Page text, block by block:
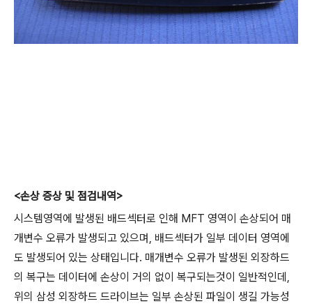
<손상 증상 및 점검내역>
시스템영역에 발생된 배드섹터로 인해 MFT 영역이 손상되어 매
개변수 오류가 발생되고 있으며, 배드섹터가 일부 데이터 영역에
도 발생되어 있는 상태입니다. 매개변수 오류가 발생된 외장하드
의 복구는 데이터에 손상이 거의 없이 복구되는것이 일반적인데,
위의 삼성 외장하드 드라이브는 일부 손상된 파일이 생길 가능성